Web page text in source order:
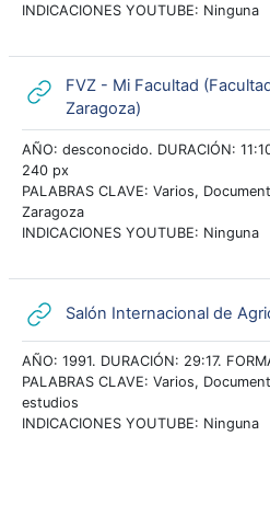
INDICACIONES YOUTUBE: Ninguna
FVZ - Mi Facultad
Zaragoza)
AÑO: desconocido. DURACIÓN:
240 px
PALABRAS CLAVE: Varios,
Zaragoza
INDICACIONES YOUTUBE: Ninguna
Salón Internacional de
AÑO: 1991. DURACIÓN: 29:17.
PALABRAS CLAVE: Varios,
estudios
INDICACIONES YOUTUBE: Ninguna